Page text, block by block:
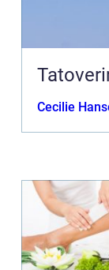
Cecilie